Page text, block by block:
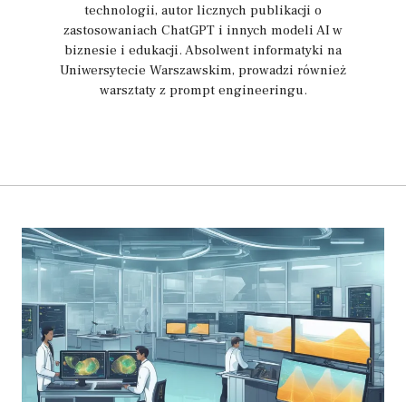
technologii, autor licznych publikacji o
zastosowaniach ChatGPT i innych modeli AI w
biznesie i edukacji. Absolwent informatyki na
Uniwersytecie Warszawskim, prowadzi również
warsztaty z prompt engineeringu.